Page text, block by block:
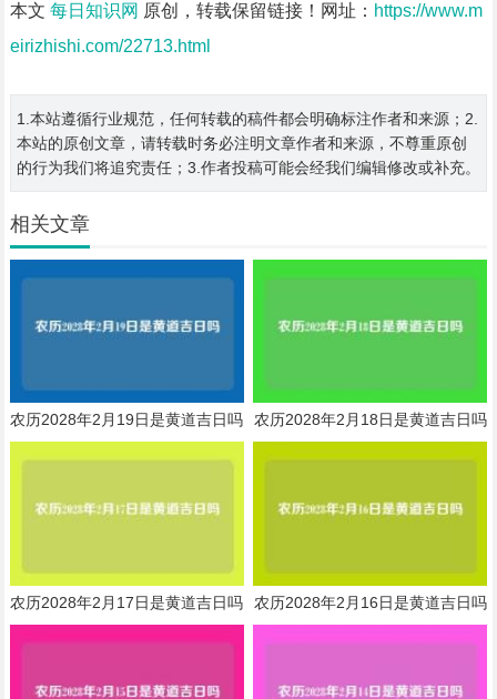
本文 每日知识网 原创，转载保留链接！网址： https://www.m
eirizhishi.com/22713.html
1.本站遵循行业规范，任何转载的稿件都会明确标注作者和来源；2.
本站的原创文章，请转载时务必注明文章作者和来源，不尊重原创
的行为我们将追究责任；3.作者投稿可能会经我们编辑修改或补充。
相关文章
农历2028年2月19日是黄道吉日吗 农历2028年2月18日是黄道吉日吗
农历2028年2月17日是黄道吉日吗 农历2028年2月16日是黄道吉日吗